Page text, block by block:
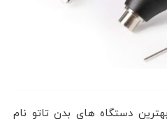
دستگاه های بدن تاتو نام